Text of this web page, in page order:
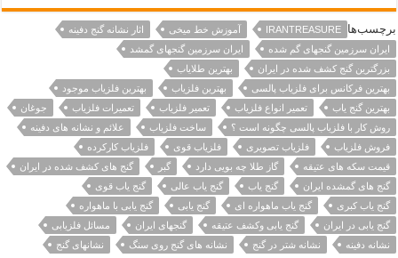
برچسب‌ها IRANTREASURE آموزش خط میخی
اثار نشانه گنج دفینه
ایران سرزمین گنجهای گم شده
ایران سرزمین گنجهای گمشد
بزرگترین گنج کشف شده در ایران
بهترین طلایاب
بهترین فرکانس برای فلزیاب پالسی
بهترین فلزیاب
بهترین فلزیاب موجود
بهترین گنج یاب
تعمیر انواع فلزیاب تعمیر فلزیاب تعمیرات فلزیاب
جوغان
روش کار با فلزیاب پالسی چگونه است ؟
ساخت فلزیاب
علائم و نشانه های دفینه
فروش فلزیاب
فلزیاب تصویری فلزیاب قوی
فلزیاب کارکرده
قیمت سکه های عتیقه
گاز طلا چه بویی دارد گبر
گنج های کشف شده در ایران
گنج های گمشده ایران
گنج یاب گنج یاب عالی
گنج یاب قوی
گنج یاب کبری
گنج یاب ماهواره ای گنج یابی
گنج یابی با ماهواره
گنج یابی در ایران
گنج یابی وکشف عتیقه گنجهای ایران
مسائل فلزیابی
نشانه دفینه
نشانه شتر در گنج نشانه های گنج روی سنگ نشانهای گنج